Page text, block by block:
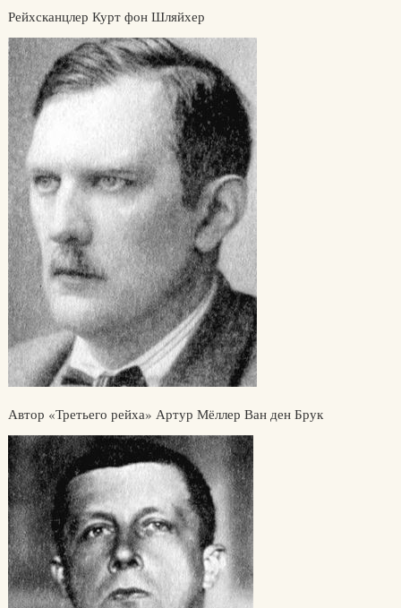
Рейхсканцлер Курт фон Шляйхер
Автор «Третьего рейха» Артур Мёллер Ван ден Брук